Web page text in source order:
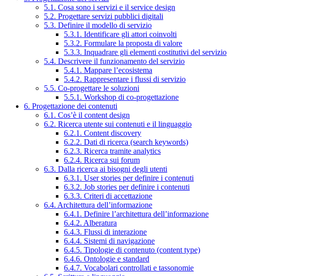
5.1. Cosa sono i servizi e il service design
5.2. Progettare servizi pubblici digitali
5.3. Definire il modello di servizio
5.3.1. Identificare gli attori coinvolti
5.3.2. Formulare la proposta di valore
5.3.3. Inquadrare gli elementi costitutivi del servizio
5.4. Descrivere il funzionamento del servizio
5.4.1. Mappare l’ecosistema
5.4.2. Rappresentare i flussi di servizio
5.5. Co-progettare le soluzioni
5.5.1. Workshop di co-progettazione
6. Progettazione dei contenuti
6.1. Cos’è il content design
6.2. Ricerca utente sui contenuti e il linguaggio
6.2.1. Content discovery
6.2.2. Dati di ricerca (search keywords)
6.2.3. Ricerca tramite analytics
6.2.4. Ricerca sui forum
6.3. Dalla ricerca ai bisogni degli utenti
6.3.1. User stories per definire i contenuti
6.3.2. Job stories per definire i contenuti
6.3.3. Criteri di accettazione
6.4. Architettura dell’informazione
6.4.1. Definire l’architettura dell’informazione
6.4.2. Alberatura
6.4.3. Flussi di interazione
6.4.4. Sistemi di navigazione
6.4.5. Tipologie di contenuto (content type)
6.4.6. Ontologie e standard
6.4.7. Vocabolari controllati e tassonomie